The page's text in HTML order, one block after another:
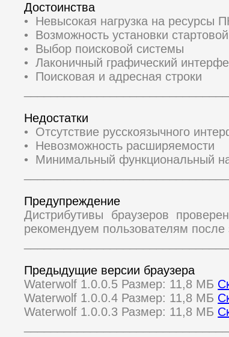
Достоинства
• Невысокая нагрузка на ресурсы
• Возможность установки
• Выбор поисковой системы
• Лаконичный графический
• Поисковая и адресная строки
Недостатки
• Отсутствие русскоязычного
• Невозможность расширяемости
• Минимальный функциональный
Предупреждение
Дистрибутивы браузеров
рекомендуем пользователям
Предыдущие версии браузера
Waterwolf 1.0.0.5 Размер: 11,8 МБ
Waterwolf 1.0.0.4 Размер: 11,8 МБ
Waterwolf 1.0.0.3 Размер: 11,8 МБ